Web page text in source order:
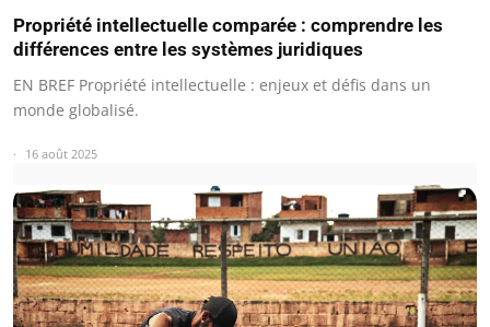
Propriété intellectuelle comparée : comprendre les
différences entre les systèmes juridiques
EN BREF Propriété intellectuelle : enjeux et défis dans un
monde globalisé.
16 août 2025